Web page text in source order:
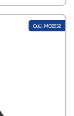
Cod: MO2952